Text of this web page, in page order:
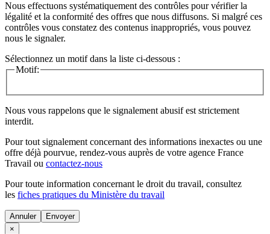
Nous effectuons systématiquement des contrôles pour vérifier la
légalité et la conformité des offres que nous diffusons. Si malgré ces
contrôles vous constatez des contenus inappropriés, vous pouvez
nous le signaler.
Sélectionnez un motif dans la liste ci-dessous :
Motif:
Nous vous rappelons que le signalement abusif est strictement
interdit.
Pour tout signalement concernant des informations inexactes ou une
offre déjà pourvue, rendez-vous auprès de votre agence France
Travail ou contactez-nous
Pour toute information concernant le droit du travail, consultez
les fiches pratiques du Ministère du travail
Annuler
×